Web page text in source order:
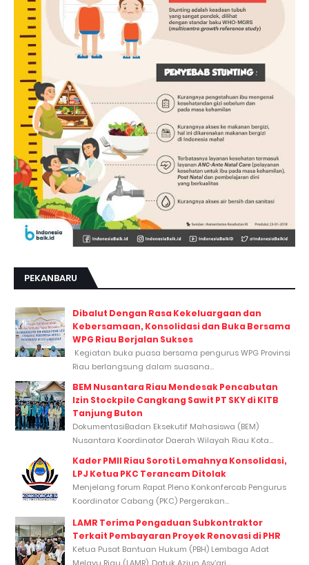
PEKANBARU
Dibalut Dengan Rasa Kekeluargaan dan
Kebersamaan, Konsolidasi dan Buka Bersama
WPG Riau Berjalan Sukses
Kegiatan buka puasa bersama pengurus WPG Provinsi
Riau berlangsung dalam suasana...
BEM Nusantara Riau Mendesak Pencabutan
Izin Stockpile Cangkang Sawit PT SKY di KITB
Tanjung Buton
DokumentasiBadan Eksekutif Mahasiswa (BEM)
Nusantara Koordinator Daerah Wilayah Riau Kota...
Kader PMII Riau Soroti Lemahnya Konsolidasi,
LPJ Ketua PKC Terancam Ditolak
Menjelang forum Rapat Pleno Konkonfercab Pengurus
Koordinator Cabang (PKC) Pergerakan...
LAMR Terima Pengaduan Subkontraktor
Terkait Pembayaran Proyek Renovasi di PHR
Ketua Pusat Bantuan Hukum (PBH) Lembaga Adat